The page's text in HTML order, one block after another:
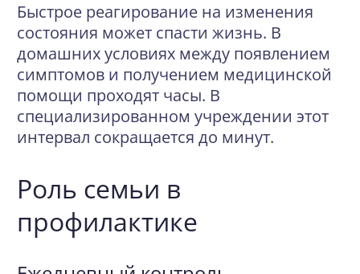
Быстрое реагирование на изменения
состояния может спасти жизнь. В
домашних условиях между появлением
симптомов и получением медицинской
помощи проходят часы. В
специализированном учреждении этот
интервал сокращается до минут.
Роль семьи в
профилактике